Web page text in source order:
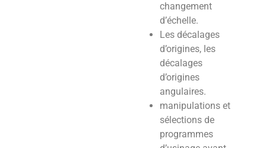
changement
d’échelle.
Les décalages
d’origines, les
décalages
d’origines
angulaires.
manipulations et
sélections de
programmes